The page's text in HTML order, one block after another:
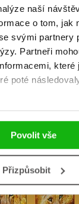
naší
o tom, jak
svými partnery
Partneři
které
poté
Povolit vše
Přizpůsobit
VÁS TAKÉ
NARNIE – komplet
1.-7.díl – box
C. S. Lewis